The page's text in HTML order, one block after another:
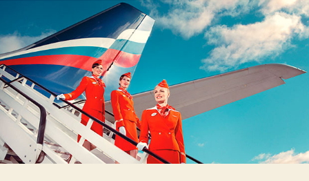
Москвы
на
Бали
за
10100₽,
Пхукет